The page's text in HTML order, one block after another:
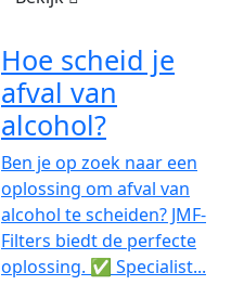
Hoe scheid je
afval van
alcohol?
Ben je op zoek naar een
oplossing om afval van
alcohol te scheiden? JMF-
Filters biedt de perfecte
oplossing. ✅ Specialist...